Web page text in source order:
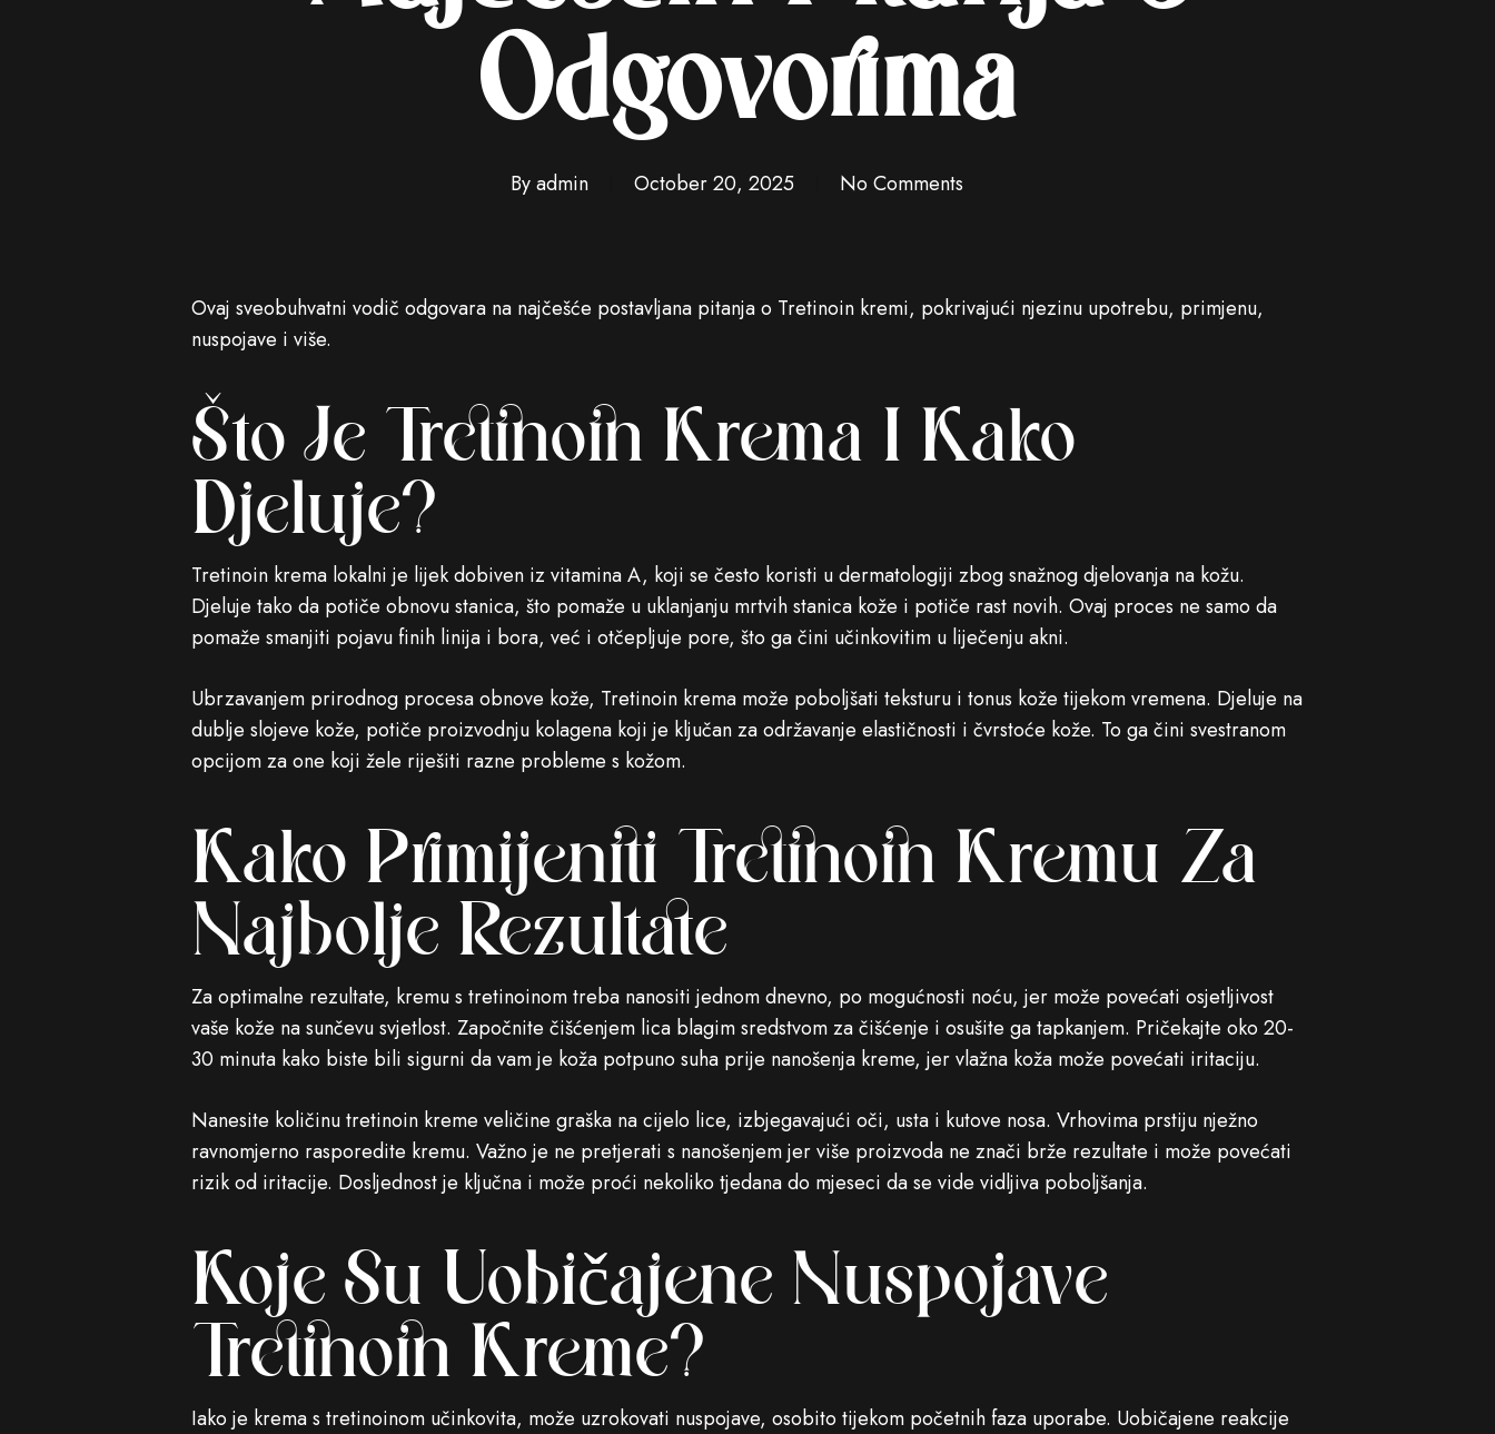
Odgovorima
By admin October 20, 2025 No Comments
Ovaj sveobuhvatni vodič odgovara na najčešće postavljana pitanja o Tretinoin kremi, pokrivajući njezinu upotrebu, primjenu,
nuspojave i više.
Što Je Tretinoin Krema I Kako
Djeluje?
Tretinoin krema lokalni je lijek dobiven iz vitamina A, koji se često koristi u dermatologiji zbog snažnog djelovanja na kožu.
Djeluje tako da potiče obnovu stanica, što pomaže u uklanjanju mrtvih stanica kože i potiče rast novih. Ovaj proces ne samo da
pomaže smanjiti pojavu finih linija i bora, već i otčepljuje pore, što ga čini učinkovitim u liječenju akni.
Ubrzavanjem prirodnog procesa obnove kože, Tretinoin krema može poboljšati teksturu i tonus kože tijekom vremena. Djeluje na
dublje slojeve kože, potiče proizvodnju kolagena koji je ključan za održavanje elastičnosti i čvrstoće kože. To ga čini svestranom
opcijom za one koji žele riješiti razne probleme s kožom.
Kako Primijeniti Tretinoin Kremu Za
Najbolje Rezultate
Za optimalne rezultate, kremu s tretinoinom treba nanositi jednom dnevno, po mogućnosti noću, jer može povećati osjetljivost
vaše kože na sunčevu svjetlost. Započnite čišćenjem lica blagim sredstvom za čišćenje i osušite ga tapkanjem. Pričekajte oko 20-
30 minuta kako biste bili sigurni da vam je koža potpuno suha prije nanošenja kreme, jer vlažna koža može povećati iritaciju.
Nanesite količinu tretinoin kreme veličine graška na cijelo lice, izbjegavajući oči, usta i kutove nosa. Vrhovima prstiju nježno
ravnomjerno rasporedite kremu. Važno je ne pretjerati s nanošenjem jer više proizvoda ne znači brže rezultate i može povećati
rizik od iritacije. Dosljednost je ključna i može proći nekoliko tjedana do mjeseci da se vide vidljiva poboljšanja.
Koje Su Uobičajene Nuspojave
Tretinoin Kreme?
Iako je krema s tretinoinom učinkovita, može uzrokovati nuspojave, osobito tijekom početnih faza uporabe. Uobičajene reakcije